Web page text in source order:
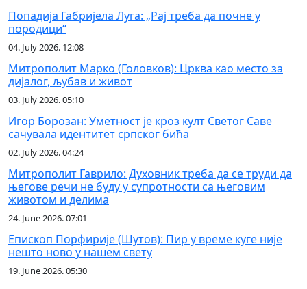
Попадија Габријела Луга: „Рај треба да почне у
породици“
04. July 2026. 12:08
Митрополит Марко (Головков): Црква као место за
дијалог, љубав и живот
03. July 2026. 05:10
Игор Борозан: Уметност је кроз култ Светог Саве
сачувала идентитет српског бића
02. July 2026. 04:24
Митрополит Гаврило: Духовник треба да се труди да
његове речи не буду у супротности са његовим
животом и делима
24. June 2026. 07:01
Епископ Порфирије (Шутов): Пир у време куге није
нешто ново у нашем свету
19. June 2026. 05:30